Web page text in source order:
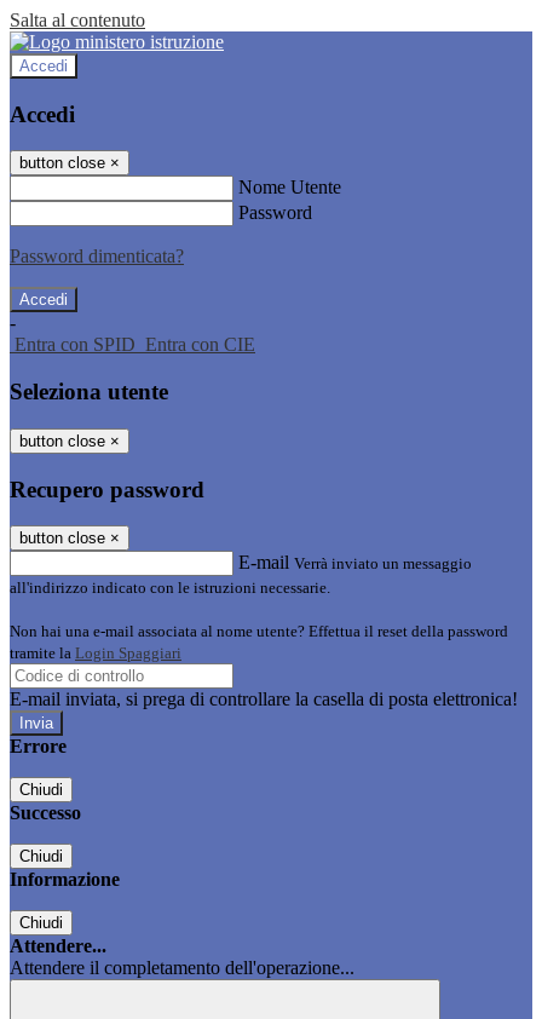
Salta al contenuto
Accedi
Accedi
button close ×
Nome Utente
Password
Password dimenticata?
-
Entra con SPID Entra con CIE
Seleziona utente
button close ×
Recupero password
button close ×
E-mail Verrà inviato un messaggio
all'indirizzo indicato con le istruzioni necessarie.
Non hai una e-mail associata al nome utente? Effettua il reset della password
tramite la Login Spaggiari
E-mail inviata, si prega di controllare la casella di posta elettronica!
Errore
Chiudi
Successo
Chiudi
Informazione
Chiudi
Attendere...
Attendere il completamento dell'operazione...